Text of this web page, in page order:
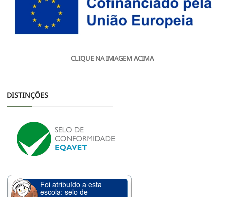
CLIQUE NA IMAGEM ACIMA
DISTINÇÕES